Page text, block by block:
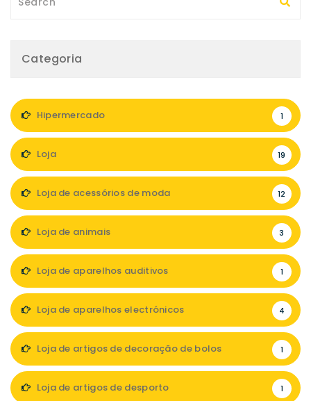
Categoria
Hipermercado 1
Loja 19
Loja de acessórios de moda 12
Loja de animais 3
Loja de aparelhos auditivos 1
Loja de aparelhos electrónicos 4
Loja de artigos de decoração de bolos 1
Loja de artigos de desporto 1